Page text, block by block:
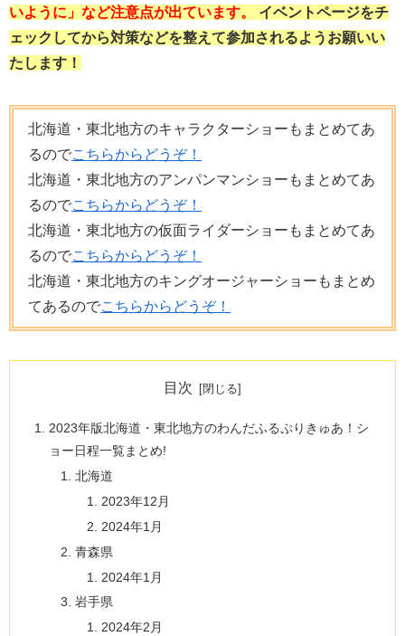
いように」など注意点が出ています。 イベントページをチ
ェックしてから対策などを整えて参加されるようお願いい
たします！
北海道・東北地方のキャラクターショーもまとめてあ
るのでこちらからどうぞ！
北海道・東北地方のアンパンマンショーもまとめてあ
るのでこちらからどうぞ！
北海道・東北地方の仮面ライダーショーもまとめてあ
るのでこちらからどうぞ！
北海道・東北地方のキングオージャーショーもまとめ
てあるのでこちらからどうぞ！
目次
2023年版北海道・東北地方のわんだふるぷりきゅあ！シ
ョー日程一覧まとめ!
北海道
2023年12月
2024年1月
青森県
2024年1月
岩手県
2024年2月